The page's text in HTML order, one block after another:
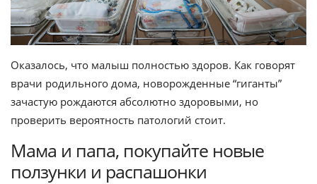
Оказалось, что малыш полностью здоров. Как говорят
врачи родильного дома, новорожденные “гиганты”
зачастую рождаются абсолютно здоровыми, но
проверить вероятность патологий стоит.
Мама и папа, покупайте новые
ползунки и распашонки